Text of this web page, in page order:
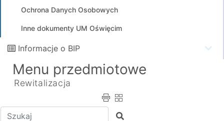
Ochrona Danych Osobowych
Inne dokumenty UM Oświęcim
Informacje o BIP
Menu przedmiotowe
Rewitalizacja
Wpisz tekst do wyszukania Szukaj